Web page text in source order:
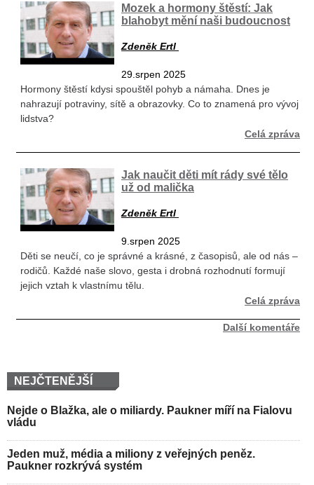
Mozek a hormony štěstí: Jak
blahobyt mění naši budoucnost
Zdeněk Ertl
29.srpen 2025
Hormony štěstí kdysi spouštěl pohyb a námaha. Dnes je
nahrazují potraviny, sítě a obrazovky. Co to znamená pro vývoj
lidstva?
Celá zpráva
Jak naučit děti mít rády své tělo
už od malička
Zdeněk Ertl
9.srpen 2025
Děti se neučí, co je správné a krásné, z časopisů, ale od nás –
rodičů. Každé naše slovo, gesta i drobná rozhodnutí formují
jejich vztah k vlastnímu tělu.
Celá zpráva
Další komentáře
NEJČTENĚJŠÍ
Nejde o Blažka, ale o miliardy. Paukner míří na Fialovu
vládu
Jeden muž, média a miliony z veřejných peněz.
Paukner rozkrývá systém